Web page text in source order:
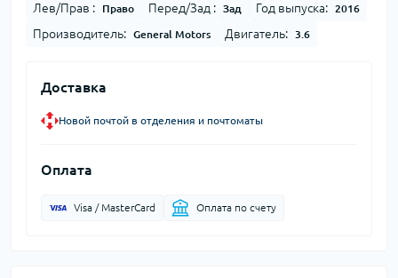
Лев/Прав : Право Перед/Зад : Зад Год выпуска: 2016
Производитель: General Motors Двигатель: 3.6
Доставка
Новой почтой в отделения и почтоматы
Оплата
Visa / MasterCard Оплата по счету